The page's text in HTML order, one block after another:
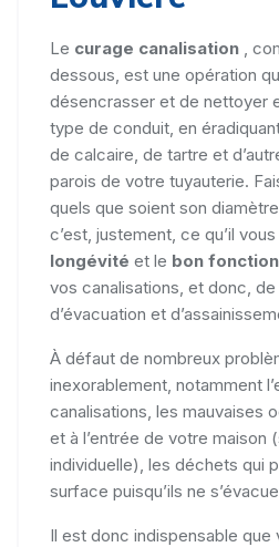
Le curage canalisation ,
dessous, est une opération
désencrasser et de nettoyer
type de conduit, en
de calcaire, de tartre et
parois de votre tuyauterie.
quels que soient son
c’est, justement, ce qu’il
longévité et le bon
vos canalisations, et donc,
d’évacuation et
À défaut de nombreux
inexorablement, notamment
canalisations, les mauvaises
et à l’entrée de votre maison
individuelle), les déchets qui
surface puisqu’ils ne
Il est donc indispensable que